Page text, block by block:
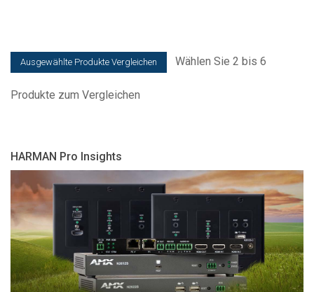
Wählen Sie 2 bis 6
Produkte zum Vergleichen
HARMAN Pro Insights